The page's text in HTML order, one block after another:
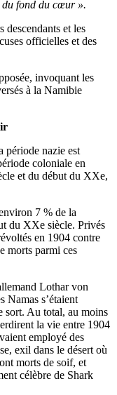
du fond du cœur ».
descendants et les
officielles et des
invoquant les
à la Namibie
période nazie est
coloniale en
et du début du XXe,
7 % de la
du XXe siècle. Privés
en 1904 contre
morts parmi ces
Lothar von
Namas s’étaient
sort. Au total, au moins
la vie entre 1904
employé des
exil dans le désert où
morts de soif, et
célèbre de Shark